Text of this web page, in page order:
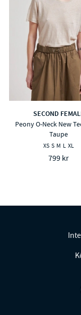
SECOND
Peony O-Neck New
Taupe
XS S M L XL
799 kr